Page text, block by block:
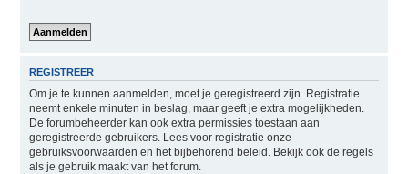
REGISTREER
Om je te kunnen aanmelden, moet je geregistreerd zijn. Registratie
neemt enkele minuten in beslag, maar geeft je extra mogelijkheden.
De forumbeheerder kan ook extra permissies toestaan aan
geregistreerde gebruikers. Lees voor registratie onze
gebruiksvoorwaarden en het bijbehorend beleid. Bekijk ook de regels
als je gebruik maakt van het forum.